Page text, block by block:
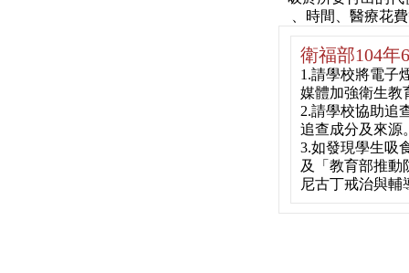
、時間、醫療花費
衛福部104年
1.請學校將電子
媒體加強衛生教
2.請學校協助追
追查成分及來源
3.如發現學生吸
及「教育部推動
尼古丁戒治與